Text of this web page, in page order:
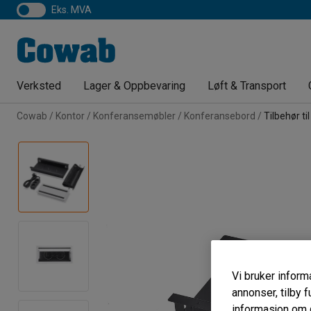
eks. MVA
Verksted Lager & Oppbevaring Løft & Transport
Cowab Kontor Konferansemøbler Konferansebord Tilbehør
Vi bruker
annonser, tilby